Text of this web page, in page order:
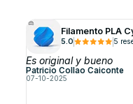
Filamento PLA
5.0 5
Es original y bueno
Patricio Collao Caiconte
07-10-2025